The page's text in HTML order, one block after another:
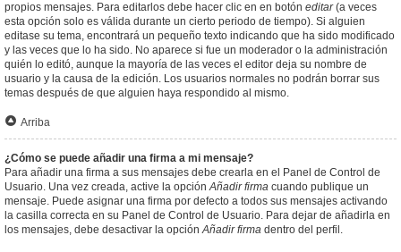
propios mensajes. Para editarlos debe hacer clic en en botón editar(a veces
esta opción solo es válida durante un cierto periodo de tiempo). Si alguien
editase su tema, encontrará un pequeño texto indicando que ha sido modificado
y las veces que lo ha sido. No aparece si fue un moderador o la administración
quién lo editó, aunque la mayoría de las veces el editor deja su nombre de
usuario y la causa de la edición. Los usuarios normales no podrán borrar sus
temas después de que alguien haya respondido al mismo.
Arriba
¿Cómo se puede añadir una firma a mi mensaje?
Para añadir una firma a sus mensajes debe crearla en el Panel de Control de
Usuario. Una vez creada, active la opciónAñadir firma cuando publique un
mensaje. Puede asignar una firma por defecto a todos sus mensajes activando
la casilla correcta en su Panel de Control de Usuario. Para dejar de añadirla en
los mensajes, debe desactivar la opciónAñadir firma dentro del perfil.